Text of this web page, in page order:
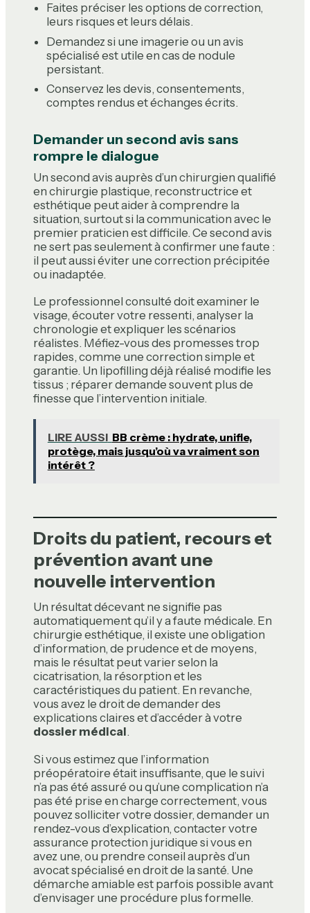
Faites préciser les options de correction,
leurs risques et leurs délais.
Demandez si une imagerie ou un avis
spécialisé est utile en cas de nodule
persistant.
Conservez les devis, consentements,
comptes rendus et échanges écrits.
Demander un second avis sans
rompre le dialogue
Un second avis auprès d’un chirurgien qualifié
en chirurgie plastique, reconstructrice et
esthétique peut aider à comprendre la
situation, surtout si la communication avec le
premier praticien est difficile. Ce second avis
ne sert pas seulement à confirmer une faute :
il peut aussi éviter une correction précipitée
ou inadaptée.
Le professionnel consulté doit examiner le
visage, écouter votre ressenti, analyser la
chronologie et expliquer les scénarios
réalistes. Méfiez-vous des promesses trop
rapides, comme une correction simple et
garantie. Un lipofilling déjà réalisé modifie les
tissus ; réparer demande souvent plus de
finesse que l’intervention initiale.
LIRE AUSSI BB crème : hydrate, unifie,
protège, mais jusqu’où va vraiment son
intérêt ?
Droits du patient, recours et
prévention avant une
nouvelle intervention
Un résultat décevant ne signifie pas
automatiquement qu’il y a faute médicale. En
chirurgie esthétique, il existe une obligation
d’information, de prudence et de moyens,
mais le résultat peut varier selon la
cicatrisation, la résorption et les
caractéristiques du patient. En revanche,
vous avez le droit de demander des
explications claires et d’accéder à votre
dossier médical.
Si vous estimez que l’information
préopératoire était insuffisante, que le suivi
n’a pas été assuré ou qu’une complication n’a
pas été prise en charge correctement, vous
pouvez solliciter votre dossier, demander un
rendez-vous d’explication, contacter votre
assurance protection juridique si vous en
avez une, ou prendre conseil auprès d’un
avocat spécialisé en droit de la santé. Une
démarche amiable est parfois possible avant
d’envisager une procédure plus formelle.